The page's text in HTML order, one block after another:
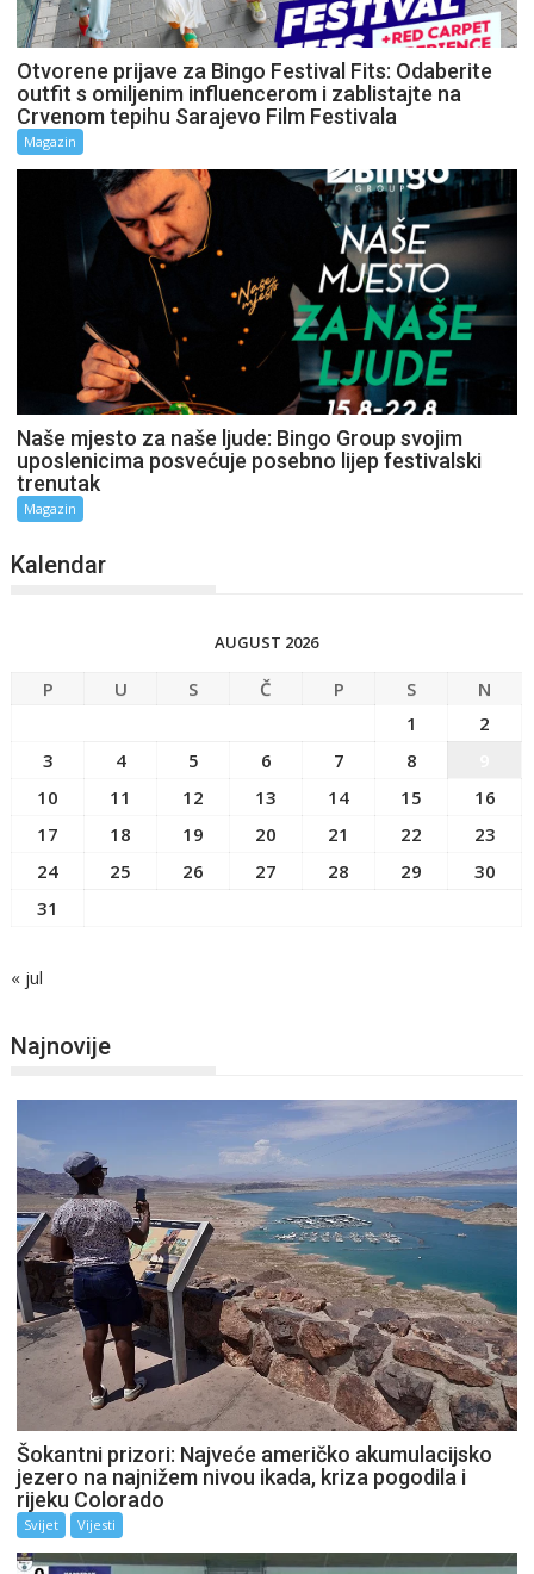
Otvorene prijave za Bingo Festival Fits: Odaberite
outfit s omiljenim influencerom i zablistajte na
Crvenom tepihu Sarajevo Film Festivala
Magazin
Naše mjesto za naše ljude: Bingo Group svojim
uposlenicima posvećuje posebno lijep festivalski
trenutak
Magazin
Kalendar
AUGUST 2026
P U S Č P S
N
1
2
3
4 5 6 7 8
10
11 12 13 14 15
16
17
18 19 20 21 22
23
24
25 26 27 28 29
30
31
« jul
Najnovije
Šokantni prizori: Najveće američko akumulacijsko
jezero na najnižem nivou ikada, kriza pogodila i
rijeku Colorado
Svijet Vijesti